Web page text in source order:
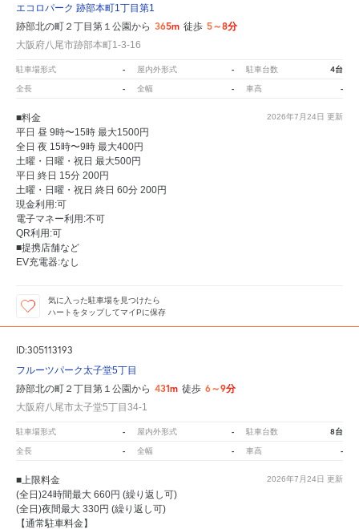
エコロパーク 跡部本町1丁目第1
跡部北の町２丁目第１公園から 365m 徒歩 5～8分
大阪府八尾市跡部本町1-3-16
駐車場形式 - 屋内外形式 - 駐車台数 4台
全長 - 全幅 - 車高 -
2026年7月24日 更新
■料金
平日 昼 9時〜15時 最大1500円
全日 夜 15時〜9時 最大400円
土曜・日曜・祝日 最大500円
平日 終日 15分 200円
土曜・日曜・祝日 終日 60分 200円
現金利用:可
電子マネー利用:不可
QR利用:可
■提携店舗など
EV充電器:なし
気に入った駐車場を見つけたら
ハートをタップしてマイPに保存
ID:305113193
フルーツパーク太子堂5丁目
跡部北の町２丁目第１公園から 431m 徒歩 6～9分
大阪府八尾市太子堂5丁目34-1
駐車場形式 - 屋内外形式 - 駐車台数 8台
全長 - 全幅 - 車高 -
2026年7月24日 更新
■上限料金
(全日)24時間最大 660円 (繰り返し可)
(全日)夜間最大 330円 (繰り返し可)
【通常駐車料金】